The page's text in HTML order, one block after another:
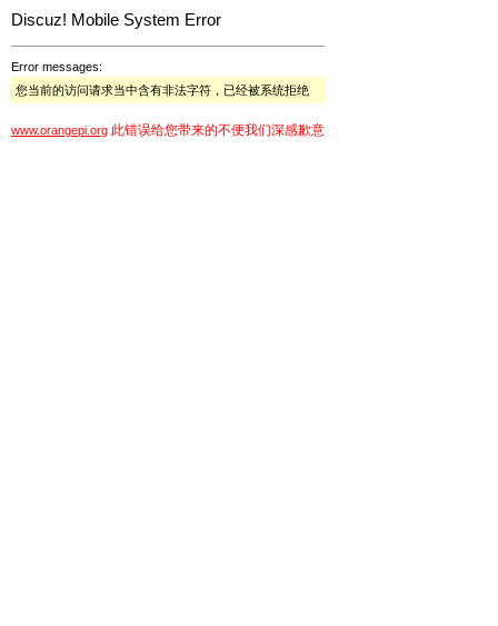
Discuz! Mobile System Error
Error messages:
您当前的访问请求当中含有非法字符，已经被系统拒绝
www.orangepi.org 此错误给您带来的不便我们深感歉意